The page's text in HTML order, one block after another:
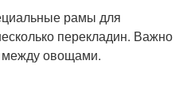
рамы для
перекладин. Важно
между овощами.